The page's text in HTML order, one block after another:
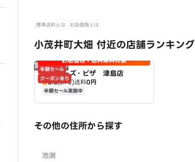
標準送料とは お店価格とは
小茂井町大畑 付近の店舗ランキング
営業時間外
半額セール
クーポンあり
お店価格＋送料無料対象
アオキーズ・ピザ 津島店
3.8(272)送料0円
半額セール実施中
その他の住所から探す
池渕